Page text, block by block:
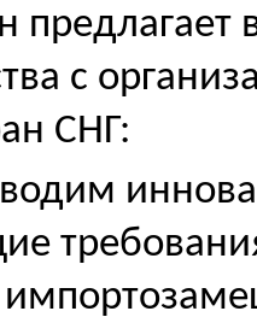
с
СНГ: